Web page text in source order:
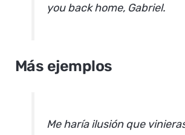
you back home, Gabriel.
Más ejemplos
Me haría ilusión que